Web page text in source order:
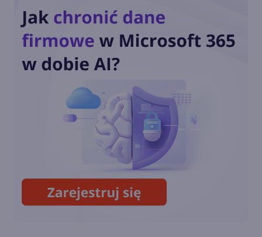
platformą dla AI i agentów.
Nowości na Ignite 2025
Recall - flagowa funkcja AI w
Windows 11 w końcu wydana